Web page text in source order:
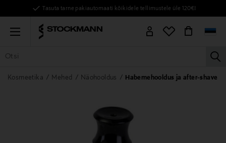
Tasuta tarne pakiautomaati kõikidele tellimustele üle 120€!
Menu
KÕIK TOOTED NAISED MEHED LAPSED KODU
Kosmeetika Mehed Näohooldus Habemehooldus ja after-shave